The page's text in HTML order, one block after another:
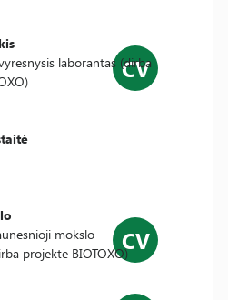
laborantas (dirba
CV
mokslo
projekte BIOTOXO)CV